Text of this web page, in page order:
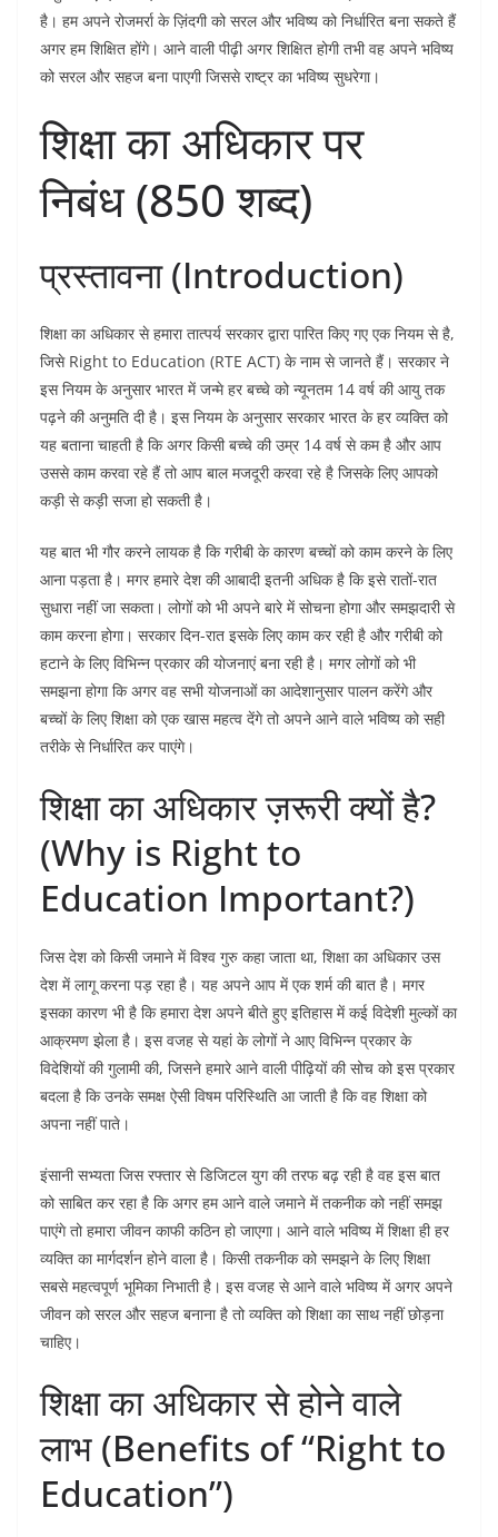
है। हम अपने रोजमर्रा के ज़िंदगी को सरल और भविष्य को निर्धारित बना सकते हैं
अगर हम शिक्षित होंगे। आने वाली पीढ़ी अगर शिक्षित होगी तभी वह अपने भविष्य
को सरल और सहज बना पाएगी जिससे राष्ट्र का भविष्य सुधरेगा।
शिक्षा का अधिकार पर
निबंध (850 शब्द)
प्रस्तावना (Introduction)
शिक्षा का अधिकार से हमारा तात्पर्य सरकार द्वारा पारित किए गए एक नियम से है,
जिसे Right to Education (RTE ACT) के नाम से जानते हैं। सरकार ने
इस नियम के अनुसार भारत में जन्मे हर बच्चे को न्यूनतम 14 वर्ष की आयु तक
पढ़ने की अनुमति दी है। इस नियम के अनुसार सरकार भारत के हर व्यक्ति को
यह बताना चाहती है कि अगर किसी बच्चे की उम्र 14 वर्ष से कम है और आप
उससे काम करवा रहे हैं तो आप बाल मजदूरी करवा रहे है जिसके लिए आपको
कड़ी से कड़ी सजा हो सकती है।
यह बात भी गौर करने लायक है कि गरीबी के कारण बच्चों को काम करने के लिए
आना पड़ता है। मगर हमारे देश की आबादी इतनी अधिक है कि इसे रातों-रात
सुधारा नहीं जा सकता। लोगों को भी अपने बारे में सोचना होगा और समझदारी से
काम करना होगा। सरकार दिन-रात इसके लिए काम कर रही है और गरीबी को
हटाने के लिए विभिन्न प्रकार की योजनाएं बना रही है। मगर लोगों को भी
समझना होगा कि अगर वह सभी योजनाओं का आदेशानुसार पालन करेंगे और
बच्चों के लिए शिक्षा को एक खास महत्व देंगे तो अपने आने वाले भविष्य को सही
तरीके से निर्धारित कर पाएंगे।
शिक्षा का अधिकार ज़रूरी क्यों है?
(Why is Right to
Education Important?)
जिस देश को किसी जमाने में विश्व गुरु कहा जाता था, शिक्षा का अधिकार उस
देश में लागू करना पड़ रहा है। यह अपने आप में एक शर्म की बात है। मगर
इसका कारण भी है कि हमारा देश अपने बीते हुए इतिहास में कई विदेशी मुल्कों का
आक्रमण झेला है। इस वजह से यहां के लोगों ने आए विभिन्न प्रकार के
विदेशियों की गुलामी की, जिसने हमारे आने वाली पीढ़ियों की सोच को इस प्रकार
बदला है कि उनके समक्ष ऐसी विषम परिस्थिति आ जाती है कि वह शिक्षा को
अपना नहीं पाते।
इंसानी सभ्यता जिस रफ्तार से डिजिटल युग की तरफ बढ़ रही है वह इस बात
को साबित कर रहा है कि अगर हम आने वाले जमाने में तकनीक को नहीं समझ
पाएंगे तो हमारा जीवन काफी कठिन हो जाएगा। आने वाले भविष्य में शिक्षा ही हर
व्यक्ति का मार्गदर्शन होने वाला है। किसी तकनीक को समझने के लिए शिक्षा
सबसे महत्वपूर्ण भूमिका निभाती है। इस वजह से आने वाले भविष्य में अगर अपने
जीवन को सरल और सहज बनाना है तो व्यक्ति को शिक्षा का साथ नहीं छोड़ना
चाहिए।
शिक्षा का अधिकार से होने वाले
लाभ (Benefits of “Right to
Education”)